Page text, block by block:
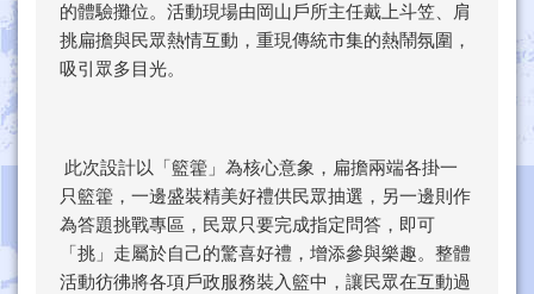
的體驗攤位。活動現場由岡山戶所主任戴上斗笠、肩
挑扁擔與民眾熱情互動，重現傳統市集的熱鬧氛圍，
吸引眾多目光。
此次設計以「籃籗」為核心意象，扁擔兩端各掛一
只籃籗，一邊盛裝精美好禮供民眾抽選，另一邊則作
為答題挑戰專區，民眾只要完成指定問答，即可
「挑」走屬於自己的驚喜好禮，增添參與樂趣。整體
活動彷彿將各項戶政服務裝入籃中，讓民眾在互動過